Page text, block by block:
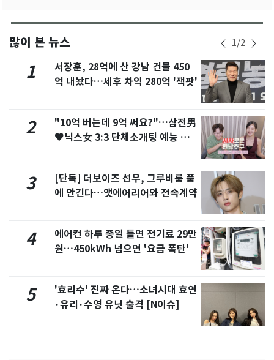
많이 본 뉴스 1/2
1
서장훈, 28억에 산 강남 건물 450
억 내놨다…세후 차익 280억 '잭팟'
2
"10억 버는데 9억 써요?"…삼전男
♥닉스女 3:3 단체소개팅 예능 화
3
[단독] 더보이즈 선우, 그루비룸 품
에 안긴다…앳에어리어와 전속계약
4
에어컨 하루 종일 틀면 전기료 29만
원…450kWh 넘으면 '요금 폭탄'
5
'효리수' 진짜 온다…소녀시대 효연
·유리·수영 유닛 출격 [N이슈]